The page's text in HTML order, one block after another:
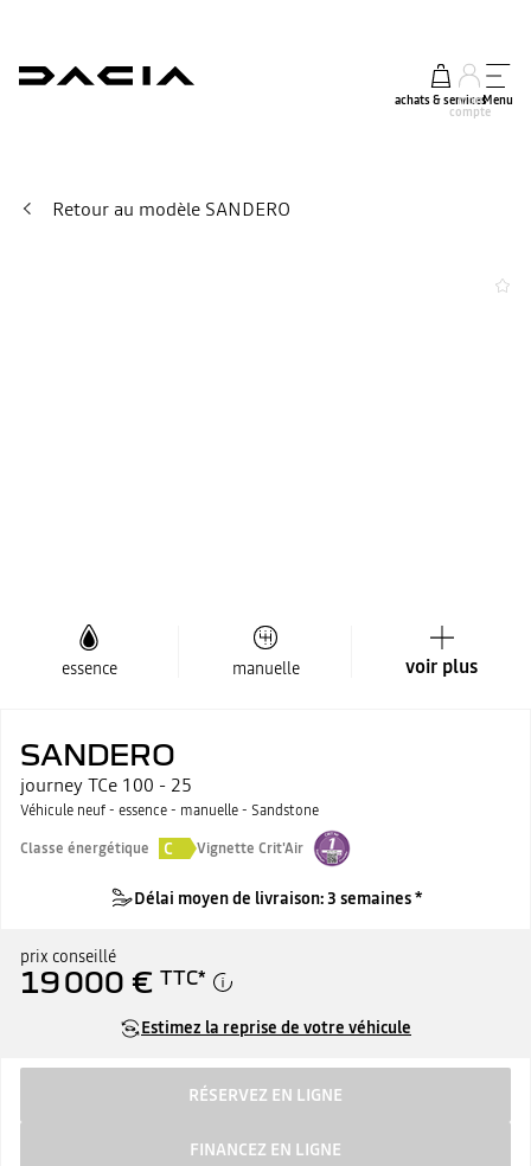
achats & services
mon
compte
Menu
Retour au modèle SANDERO
essence manuelle voir plus
SANDERO
journey TCe 100 - 25
Véhicule neuf - essence - manuelle - Sandstone
Classe énergétique
C Vignette Crit'Air
Délai moyen de livraison: 3 semaines *
prix conseillé
19 000 € TTC*
Estimez la reprise de votre véhicule
RÉSERVEZ EN LIGNE
FINANCEZ EN LIGNE